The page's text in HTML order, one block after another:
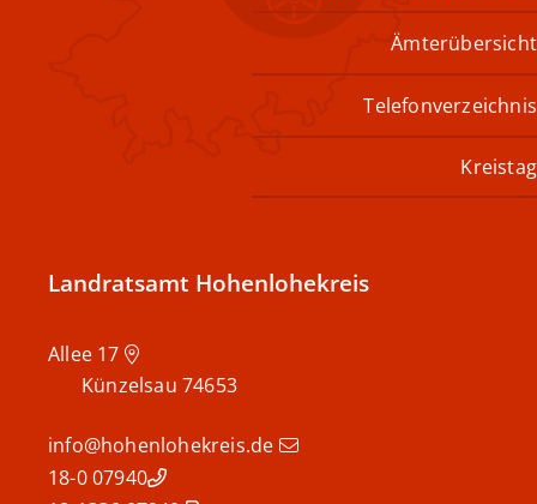
Ämterübersicht
Telefonverzeichnis
Kreistag
Landratsamt Hohenlohekreis
74653
Künzelsau
info@hohenlohekreis.de
07940 18-0